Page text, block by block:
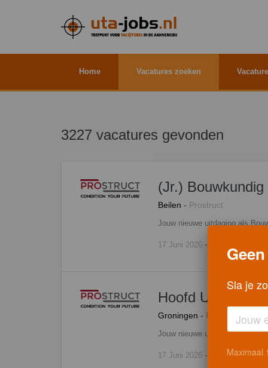
Home Vacatures zoeken
3227 vacatures gevonden
(Jr.)
Beilen - Prostruct
17 Juni 2026 -
Hoofd Uitvoerder
Groningen - Prostruct
17 Juni 2026 - lees meer ...
Sla je
Maximaal